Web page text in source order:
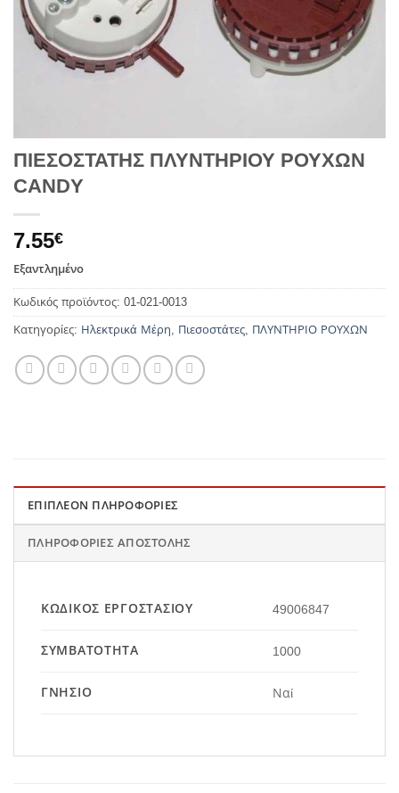
ΠΙΕΣΟΣΤΑΤΗΣ ΠΛΥΝΤΗΡΙΟΥ ΡΟΥΧΩΝ
CANDY
7.55€
Εξαντλημένο
Κωδικός προϊόντος: 01-021-0013
Κατηγορίες: Ηλεκτρικά Μέρη, Πιεσοστάτες, ΠΛΥΝΤΗΡΙΟ ΡΟΥΧΩΝ
ΕΠΙΠΛΈΟΝ ΠΛΗΡΟΦΟΡΊΕΣ
ΠΛΗΡΟΦΟΡΊΕΣ ΑΠΟΣΤΟΛΉΣ
ΚΩΔΙΚΌΣ ΕΡΓΟΣΤΑΣΊΟΥ 49006847
ΣΥΜΒΑΤΌΤΗΤΑ 1000
ΓΝΉΣΙΟ Ναί